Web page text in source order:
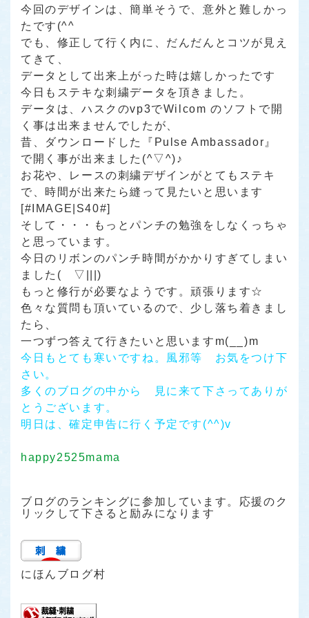
今回のデザインは、簡単そうで、意外と難しかっ
たです(^^ゞ
でも、修正して行く内に、だんだんとコツが見え
てきて、
データとして出来上がった時は嬉しかったです
今日もステキな刺繍データを頂きました。
データは、ハスクのvp3でWilcom のソフトで開
く事は出来ませんでしたが、
昔、ダウンロードした『Pulse Ambassador』
で開く事が出来ました(^▽^)♪
お花や、レースの刺繍デザインがとてもステキ
で、時間が出来たら縫って見たいと思います
[#IMAGE|S40#]
そして・・・もっとパンチの勉強をしなくっちゃ
と思っています。
今日のリボンのパンチ時間がかかりすぎてしまい
ました( ▽|||)
もっと修行が必要なようです。頑張ります☆
色々な質問も頂いているので、少し落ち着きまし
たら、
一つずつ答えて行きたいと思いますm(__)m
今日もとても寒いですね。風邪等 お気をつけ下
さい。
多くのブログの中から 見に来て下さってありが
とうございます。
明日は、確定申告に行く予定です(^^)v
happy2525mama
ブログのランキングに参加しています。応援のク
リックして下さると励みになります
にほんブログ村